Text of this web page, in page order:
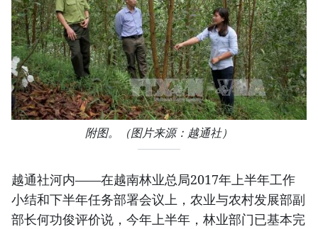
附图。（图片来源：越通社）
越通社河内​——在越南林业总局2017年上半年工作
小结和下半年任务部署会议上，农业与农村发展部副
部长何功俊评价说，今年上半年，林业部门已基本完